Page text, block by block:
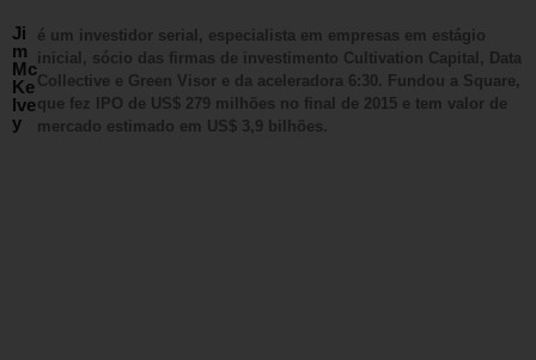
Ji
m
Mc
Ke
lve
y
é um investidor serial, especialista em empresas em estágio
inicial, sócio das firmas de investimento Cultivation Capital, Data
Collective e Green Visor e da aceleradora 6:30. Fundou a Square,
que fez IPO de US$ 279 milhões no final de 2015 e tem valor de
mercado estimado em US$ 3,9 bilhões.